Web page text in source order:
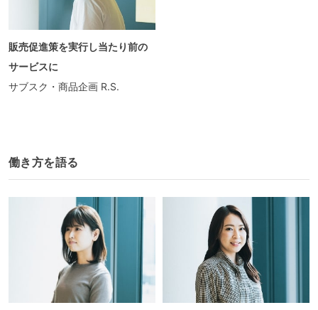
販売促進策を実行し当たり前の
サービスに
サブスク・商品企画 R.S.
働き方を語る